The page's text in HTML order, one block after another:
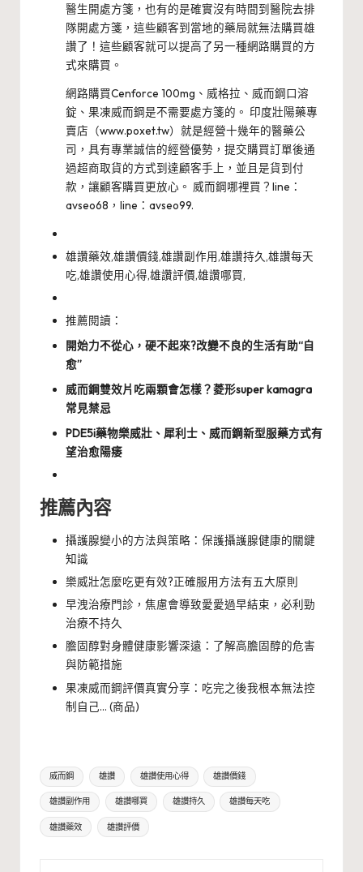
醫生開處方箋，也有的是確實沒有時間到醫院去排
隊開處方箋，這些顧客到當地的藥局就無法購買雄
讚了！這些顧客就可以提高了另一種網路購買的方
式來購買。
網路購買Cenforce 100mg、威格拉、威而鋼口溶
錠、果凍威而鋼是不需要處方箋的。 印度壯陽藥專
賣店（www.poxet.tw）就是經營十幾年的醫藥公
司，具有專業誠信的經營優勢，提交購買訂單後通
過超商取貨的方式到達顧客手上，並且是貨到付
款，讓顧客購買更放心。 威而鋼哪裡買？line：
avseo68，line：avseo99.
雄讚藥效,雄讚價錢,雄讚副作用,雄讚持久,雄讚每天
吃,雄讚使用心得,雄讚評價,雄讚哪買,
推薦閱讀：
開始力不從心，硬不起來?改變不良的生活有助“自
愈”
威而鋼雙效片吃兩顆會怎樣？菱形super kamagra
常見禁忌
PDE5i藥物樂威壯、犀利士、威而鋼新型服藥方式有
望治愈陽痿
推薦內容
攝護腺變小的方法與策略：保護攝護腺健康的關鍵
知識
樂威壯怎麼吃更有效?正確服用方法有五大原則
早洩治療門診，焦慮會導致愛愛過早結束，必利勁
治療不持久
膽固醇對身體健康影響深遠：了解高膽固醇的危害
與防範措施
果凍威而鋼評價真實分享：吃完之後我根本無法控
制自己… (商品)
Tags:
威而鋼 雄讚 雄讚使用心得 雄讚價錢
雄讚副作用 雄讚哪買 雄讚持久 雄讚每天吃
雄讚藥效 雄讚評價